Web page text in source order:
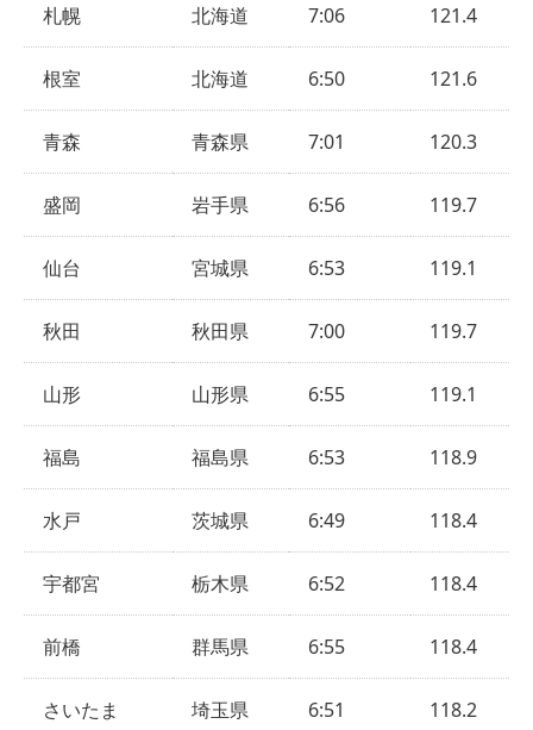
札幌 北海道 7:06 121.4
根室 北海道 6:50 121.6
青森 青森県 7:01 120.3
盛岡 岩手県 6:56 119.7
仙台 宮城県 6:53 119.1
秋田 秋田県 7:00 119.7
山形 山形県 6:55 119.1
福島 福島県 6:53 118.9
水戸 茨城県 6:49 118.4
宇都宮 栃木県 6:52 118.4
前橋 群馬県 6:55 118.4
さいたま 埼玉県 6:51 118.2